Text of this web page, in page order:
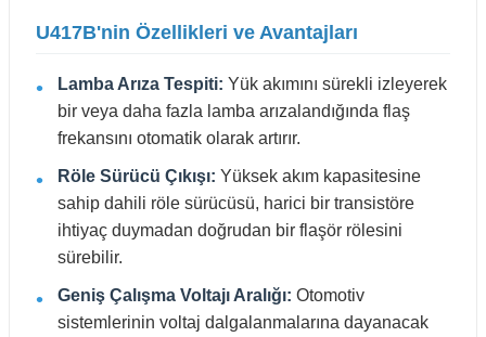
U417B'nin Özellikleri ve Avantajları
Lamba Arıza Tespiti: Yük akımını sürekli izleyerek
bir veya daha fazla lamba arızalandığında flaş
frekansını otomatik olarak artırır.
Röle Sürücü Çıkışı: Yüksek akım kapasitesine
sahip dahili röle sürücüsü, harici bir transistöre
ihtiyaç duymadan doğrudan bir flaşör rölesini
sürebilir.
Geniş Çalışma Voltajı Aralığı: Otomotiv
sistemlerinin voltaj dalgalanmalarına dayanacak